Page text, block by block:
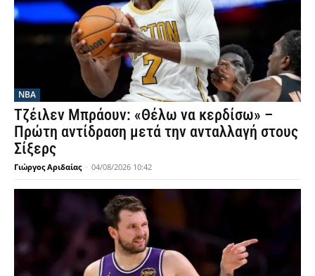
NBA
Τζέιλεν Μπράουν: «Θέλω να κερδίσω» –
Πρώτη αντίδραση μετά την ανταλλαγή στους
Σίξερς
Γιώργος Αριδαίας - 04/08/2026 10:42